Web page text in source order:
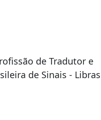
de Tradutor e
de Sinais - Libras